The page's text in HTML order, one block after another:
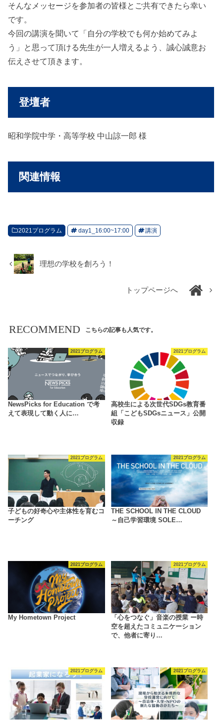
そんなメッセージを参加者の皆様とご共有できたら幸い
です。
今回の講演を聞いて「自分の学校でも何か始めてみよ
う」と思って頂ける先生が一人増えるよう、誠心誠意お
伝えさせて頂きます。
登壇者
昭和学院中学・高等学校 中山諒一郎 様
関連情報
2021プログラム day1_16:00~17:00 講演
理想の学校を創ろう！
トップページへ
RECOMMEND こちらの記事も人気です。
2021プログラム
NewsPicks for Education で考
えて表現して動く人に…
2021プログラム
高校生による次世代SDGs教育番
組「こどもSDGsニュース」公開
収録
2021プログラム
子どもの好奇心や主体性を育むコ
ーチング
2021プログラム
THE SCHOOL IN THE CLOUD
～自己学習環境 SOLE…
2021プログラム
My Hometown Project
2021プログラム
「心をつなぐ」音楽の授業 ー時
空を超えたコミュニケーション
で、他者に寄り…
2021プログラム 2021プログラム